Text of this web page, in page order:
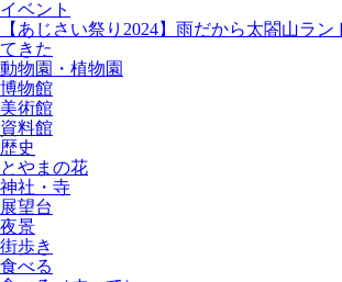
イベント
【あじさい祭り2024】雨だから太閤山ラ
てきた
動物園・植物園
博物館
美術館
資料館
歴史
とやまの花
神社・寺
展望台
夜景
街歩き
食べる